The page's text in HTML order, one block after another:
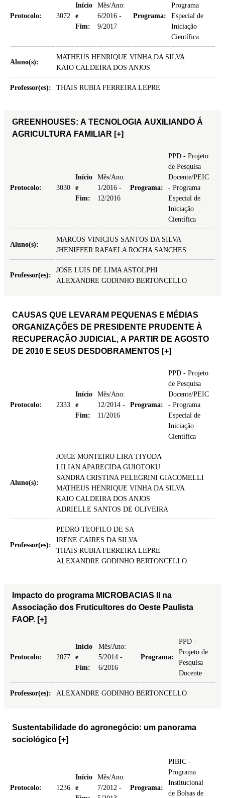
Protocolo: 3072
Início
e
Fim:
Mês/Ano:
6/2016 -
9/2017
Programa:
Programa
Especial de
Iniciação
Científica
Aluno(s):
MATHEUS HENRIQUE VINHA DA SILVA
KAIO CALDEIRA DOS ANJOS
Professor(es): THAIS RUBIA FERREIRA LEPRE
GREENHOUSES: A TECNOLOGIA AUXILIANDO Á
AGRICULTURA FAMILIAR [+]
Protocolo: 3030
Início
e
Fim:
Mês/Ano:
1/2016 -
12/2016
Programa:
PPD - Projeto
de Pesquisa
Docente/PEIC
- Programa
Especial de
Iniciação
Científica
Aluno(s):
MARCOS VINICIUS SANTOS DA SILVA
JHENIFFER RAFAELA ROCHA SANCHES
Professor(es):
JOSE LUIS DE LIMA ASTOLPHI
ALEXANDRE GODINHO BERTONCELLO
CAUSAS QUE LEVARAM PEQUENAS E MÉDIAS
ORGANIZAÇÕES DE PRESIDENTE PRUDENTE À
RECUPERAÇÃO JUDICIAL, A PARTIR DE AGOSTO
DE 2010 E SEUS DESDOBRAMENTOS [+]
Protocolo: 2333
Início
e
Fim:
Mês/Ano:
12/2014 -
11/2016
Programa:
PPD - Projeto
de Pesquisa
Docente/PEIC
- Programa
Especial de
Iniciação
Científica
Aluno(s):
JOICE MONTEIRO LIRA TIYODA
LILIAN APARECIDA GUIOTOKU
SANDRA CRISTINA PELEGRINI GIACOMELLI
MATHEUS HENRIQUE VINHA DA SILVA
KAIO CALDEIRA DOS ANJOS
ADRIELLE SANTOS DE OLIVEIRA
Professor(es):
PEDRO TEOFILO DE SA
IRENE CAIRES DA SILVA
THAIS RUBIA FERREIRA LEPRE
ALEXANDRE GODINHO BERTONCELLO
Impacto do programa MICROBACIAS II na
Associação dos Fruticultores do Oeste Paulista
FAOP. [+]
Protocolo: 2077
Início
e
Fim:
Mês/Ano:
5/2014 -
6/2016
Programa:
PPD -
Projeto de
Pesquisa
Docente
Professor(es): ALEXANDRE GODINHO BERTONCELLO
Sustentabilidade do agronegócio: um panorama
sociológico [+]
Protocolo: 1236
Início
e
Mês/Ano:
7/2012 -
Programa:
PIBIC -
Programa
Institucional
de Bolsas de